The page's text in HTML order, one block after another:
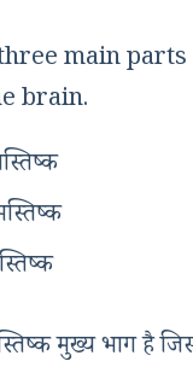
मुख्य भाग है